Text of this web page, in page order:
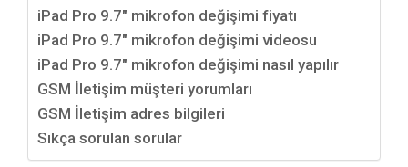
iPad Pro 9.7″ mikrofon değişimi fiyatı
iPad Pro 9.7″ mikrofon değişimi videosu
iPad Pro 9.7″ mikrofon değişimi nasıl yapılır
GSM İletişim müşteri yorumları
GSM İletişim adres bilgileri
Sıkça sorulan sorular